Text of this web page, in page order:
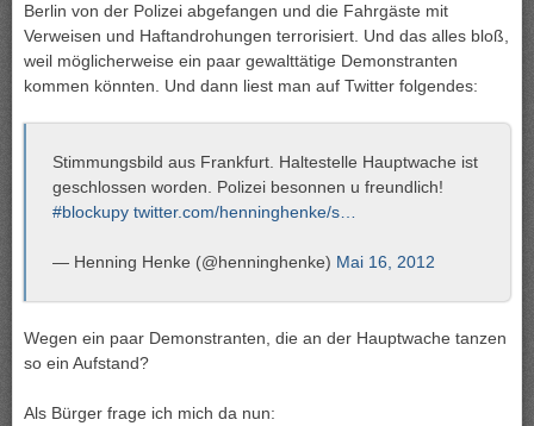
Berlin von der Polizei abgefangen und die Fahrgäste mit
Verweisen und Haftandrohungen terrorisiert. Und das alles bloß,
weil möglicherweise ein paar gewalttätige Demonstranten
kommen könnten. Und dann liest man auf Twitter folgendes:
Stimmungsbild aus Frankfurt. Haltestelle Hauptwache ist
geschlossen worden. Polizei besonnen u freundlich!
#blockupy twitter.com/henninghenke/s…
— Henning Henke (@henninghenke) Mai 16, 2012
Wegen ein paar Demonstranten, die an der Hauptwache tanzen
so ein Aufstand?
Als Bürger frage ich mich da nun: